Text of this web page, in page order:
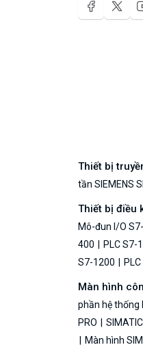
Thiết bị
tần SIEMENS
Thiết bị điều
Mô-đun I/O
400
PLC S7-
S7-1200
Màn hình
phần hệ thống
PRO
Màn hình